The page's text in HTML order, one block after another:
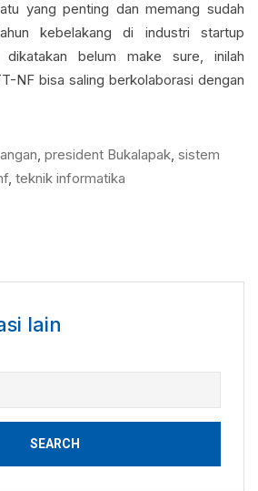
yang penting dan memang sudah
kebelakang di industri startup
belum make sure, inilah
NF bisa saling berkolaborasi dengan
, president Bukalapak, sistem
, teknik informatika
lain